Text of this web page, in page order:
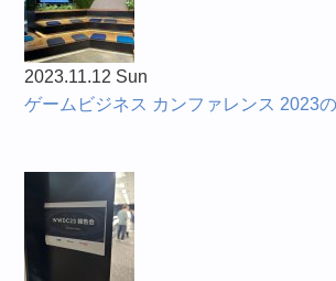
2023.11.12 Sun
ゲームビジネス カンファレンス 2023